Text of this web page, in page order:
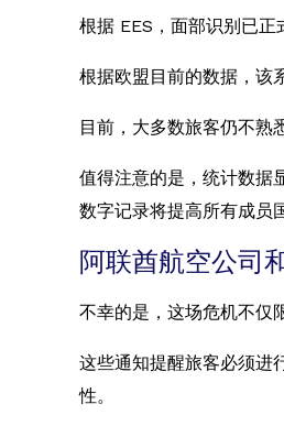
根据 EES，面部识别已正
根据欧盟目前的数据，该
目前，大多数旅客仍不熟
值得注意的是，统计数据
数字记录将提高所有成员
阿联酋航空公司
不幸的是，这场危机不仅
这些通知提醒旅客必须进
性。